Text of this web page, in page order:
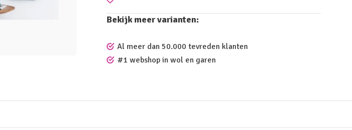
Bekijk meer varianten:
Al meer dan 50.000 tevreden klanten
#1 webshop in wol en garen